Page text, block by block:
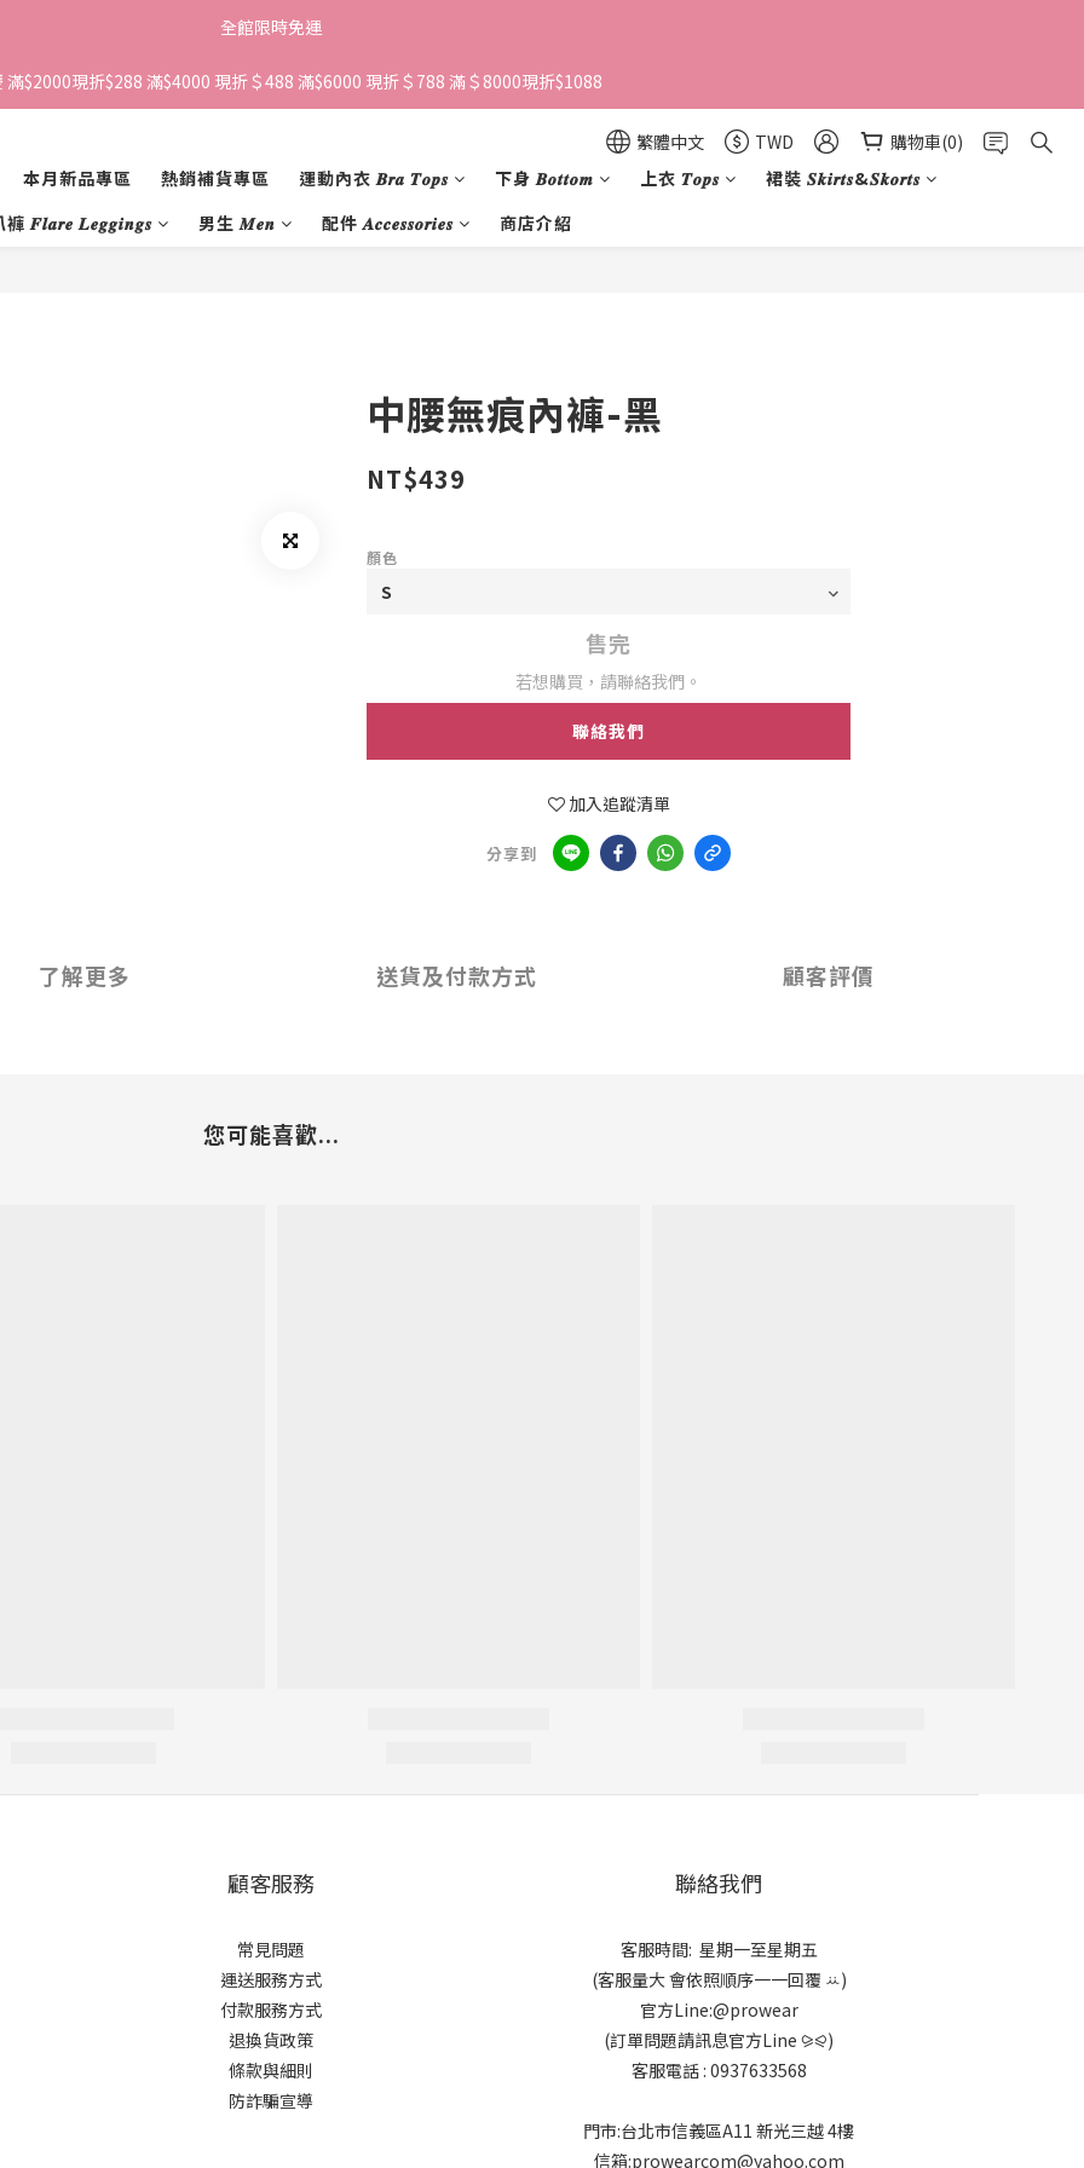
全館限時免運
滿$2000現折$288 滿$4000 現折＄488 滿$6000 現折＄788 滿＄8000現折$1088
繁體中文 TWD
購物車(0)
本月新品專區
熱銷補貨專區 運動內衣 𝑩𝒓𝒂 𝑻𝒐𝒑𝒔 下身 𝑩𝒐𝒕𝒕𝒐𝒎 上衣 𝑻𝒐𝒑𝒔
裙裝 𝑺𝒌𝒊𝒓𝒕𝒔&𝑺𝒌𝒐𝒓𝒕𝒔
𝑭𝒍𝒂𝒓𝒆 𝑳𝒆𝒈𝒈𝒊𝒏𝒈𝒔
男生 𝑴𝒆𝒏 配件 𝑨𝒄𝒄𝒆𝒔𝒔𝒐𝒓𝒊𝒆𝒔 商店介紹
中腰無痕內褲-黑
NT$439
顏色
售完
若想購買，請聯絡我們。
聯絡我們
加入追蹤清單
分享到
了解更多 送貨及付款方式 顧客評價
您可能喜歡...
顧客服務
常見問題
運送服務方式
付款服務方式
退換貨政策
條款與細則
防詐騙宣導
聯絡我們
客服時間: 星期一至星期五
(客服量大 會依照順序一一回覆 ꕁ)
官方Line:@prowear
(訂單問題請訊息官方Line ⪩⪨)
客服電話 : 0937633568
門市:台北市信義區A11 新光三越 4樓
信箱:prowearcom@yahoo.com